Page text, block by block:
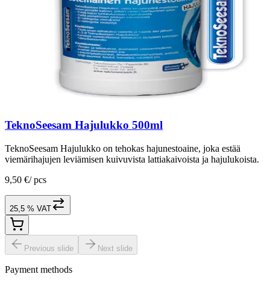
TeknoSeesam Hajulukko 500ml
TeknoSeesam Hajulukko on tehokas hajunestoaine, joka estää
viemärihajujen leviämisen kuivuvista lattiakaivoista ja hajulukoista.
9,50 €/ pcs
25,5 % VAT
Previous slide Next slide
Payment methods